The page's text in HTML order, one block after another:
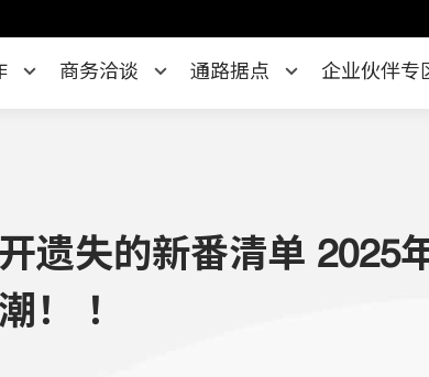
商务洽谈 通路据点 企业伙伴专
遗失的新番清单 2025
！ ！